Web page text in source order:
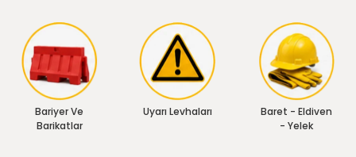
Bariyer Ve
Barikatlar
Uyarı Levhaları
Baret - Eldiven
- Yelek